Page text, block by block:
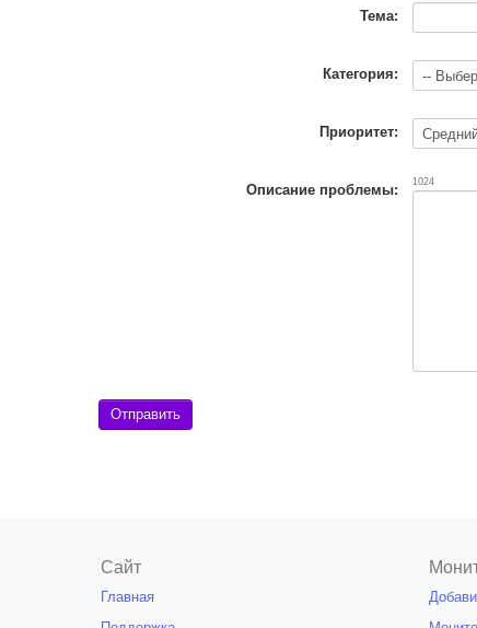
Тема:
Категория:
Приоритет:
Описание проблемы: 1024
Сайт
Главная